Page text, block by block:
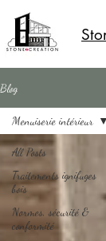
Blog
All Posts
Traitements ignifuges
bois
Normes, sécurité &
conformité
Menuiserie intérieur